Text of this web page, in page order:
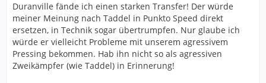
Duranville fände ich einen starken Transfer! Der würde
meiner Meinung nach Taddel in Punkto Speed direkt
ersetzen, in Technik sogar übertrumpfen. Nur glaube ich
würde er vielleicht Probleme mit unserem agressivem
Pressing bekommen. Hab ihn nicht so als agressiven
Zweikämpfer (wie Taddel) in Erinnerung!